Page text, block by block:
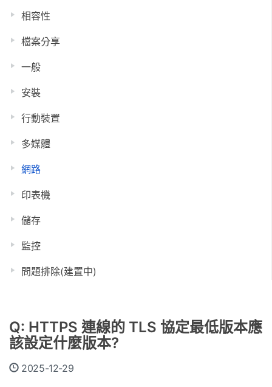
相容性
檔案分享
一般
安裝
行動裝置
多媒體
網路
印表機
儲存
監控
問題排除(建置中)
Q: HTTPS 連線的 TLS 協定最低版本應
該設定什麼版本?
2025-12-29